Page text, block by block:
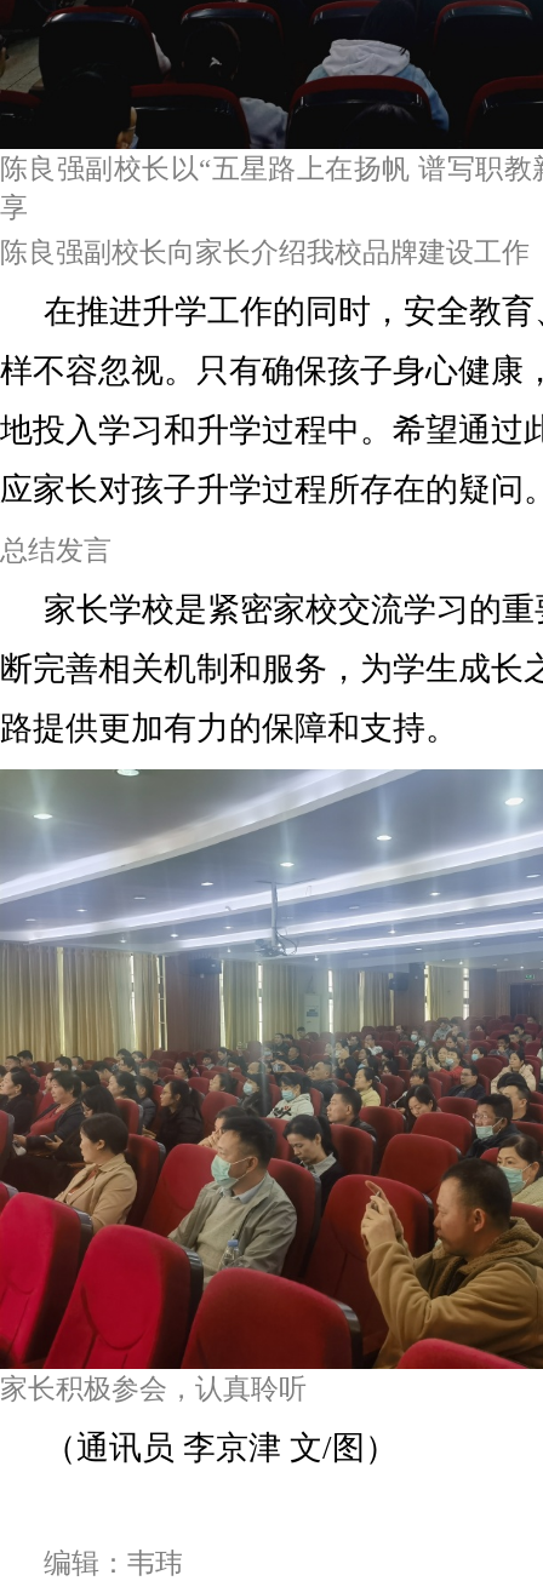
陈良强副校长以“五星路上在扬帆 谱写职
享
陈良强副校长向家长介绍我校品牌建设工作
在推进升学工作的同时，安全教
样不容忽视。只有确保孩子身心健康
地投入学习和升学过程中。希望通过
应家长对孩子升学过程所存在的疑问
总结发言
家长学校是紧密家校交流学习的
断完善相关机制和服务，为学生成长
路提供更加有力的保障和支持。
家长积极参会，认真聆听
（通讯员 李京津 文/图）
编辑：韦玮